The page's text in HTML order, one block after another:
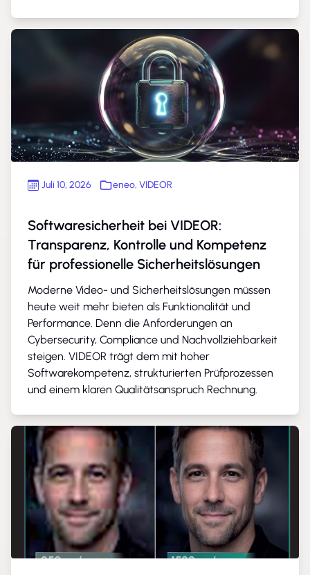
Juli 10, 2026 eneo, VIDEOR
Softwaresicherheit bei VIDEOR:
Transparenz, Kontrolle und Kompetenz
für professionelle Sicherheitslösungen
Moderne Video- und Sicherheitslösungen müssen
heute weit mehr bieten als Funktionalität und
Performance. Denn die Anforderungen an
Cybersecurity, Compliance und Nachvollziehbarkeit
steigen. VIDEOR trägt dem mit hoher
Softwarekompetenz, strukturierten Prüfprozessen
und einem klaren Qualitätsanspruch Rechnung.